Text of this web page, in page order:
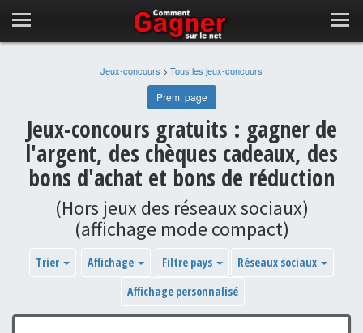
Jeux-concours > Tous les jeux-concours
Prem. page
Jeux-concours gratuits : gagner de
l'argent, des chèques cadeaux, des
bons d'achat et bons de réduction
(Hors jeux des réseaux sociaux)
(affichage mode compact)
Trier Affichage Filtre pays
Réseaux sociaux
Affichage personnalisé